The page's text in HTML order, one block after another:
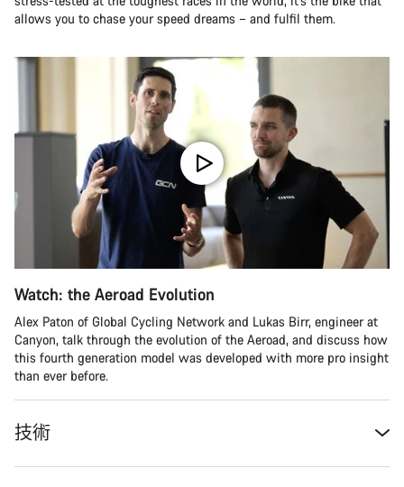
allows you to chase your speed dreams – and fulfil them.
Watch: the Aeroad Evolution
Alex Paton of Global Cycling Network and Lukas Birr, engineer at
Canyon, talk through the evolution of the Aeroad, and discuss how
this fourth generation model was developed with more pro insight
than ever before.
技術